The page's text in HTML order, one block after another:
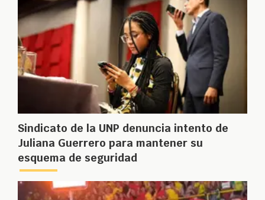
Sindicato de la UNP denuncia intento de
Juliana Guerrero para mantener su
esquema de seguridad